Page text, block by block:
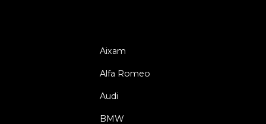
Aixam
Alfa Romeo
Audi
BMW